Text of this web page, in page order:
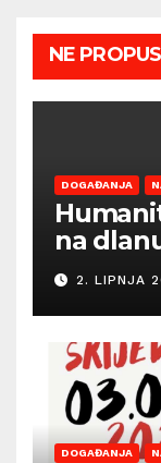
NE
DOGAĐANJA
na
Općine
sezonu
2. LIPNJA
DOGAĐANJA